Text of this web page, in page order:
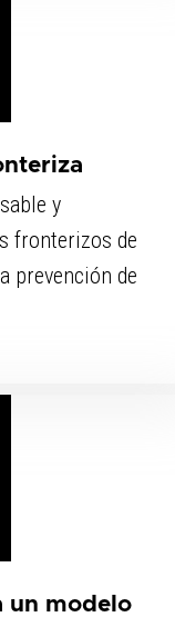
y
fronterizos de
prevención de
un modelo